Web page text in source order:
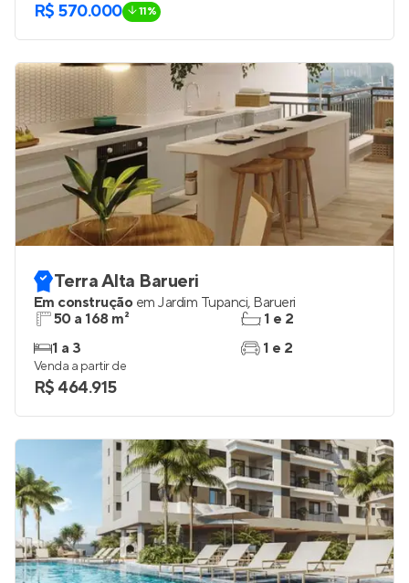
R$ 570.000 11%
Terra Alta Barueri
Em construção em Jardim Tupanci, Barueri
50 a 168 m²
1 a 3
1 e 2
1 e 2
Venda a partir de
R$ 464.915